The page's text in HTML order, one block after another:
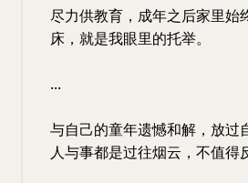
尽力供教育，成年之后家里始
床，就是我眼里的托举。
...
与自己的童年遗憾和解，放过
人与事都是过往烟云，不值得